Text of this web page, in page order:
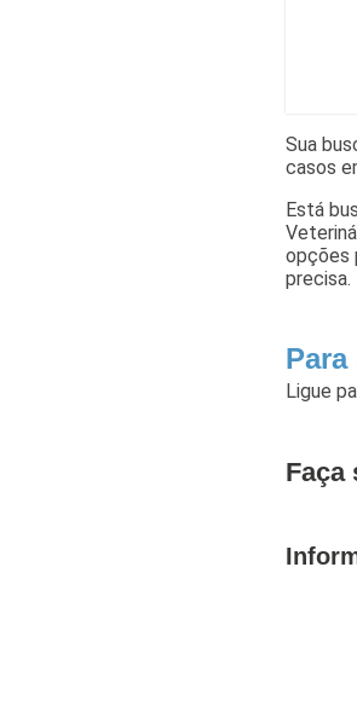
Sua
casos
Está
opções
precisa.
Ligue
Faça